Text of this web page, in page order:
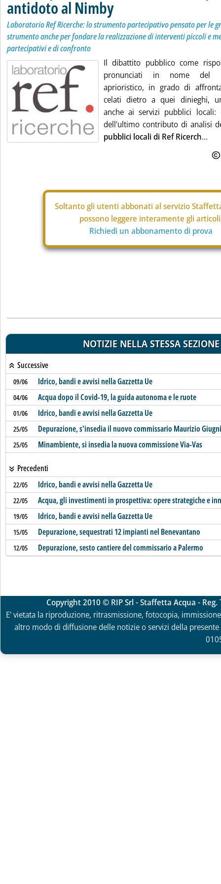
antidoto al Nimby
Laboratorio Ref Ricerche: lo strumento partecipativo pensato per le
strumento anche per fondare la realizzazione di interventi piccoli e
partecipativi e di confronto
Il dibattito pubblico come
pronunciati in nome del
aprioristico, in grado di
celati dietro a quei dinieghi,
anche ai servizi pubblici
dell'ultimo contributo di analisi
pubblici locali di Ref Ricerch...
Soltanto gli utenti abbonati al servizio
possono leggere interamente gli
Richiedi un abbonamento di prova
NOTIZIE NELLA STESSA SEZIONE
Successive
09/06 Idrico, bandi e avvisi nella Gazzetta Ue
04/06 Acqua dopo il Covid-19, la guida autonoma e le ruote
01/06 Idrico, bandi e avvisi nella Gazzetta Ue
25/05 Depurazione, s'insedia il nuovo commissario Maurizio Giugni
25/05 Minambiente, si insedia la nuova commissione Via-Vas
Precedenti
22/05 Idrico, bandi e avvisi nella Gazzetta Ue
22/05 Acqua, gli investimenti in prospettiva: opere strategiche e
19/05 Idrico, bandi e avvisi nella Gazzetta Ue
15/05 Depurazione, sequestrati 12 impianti nel Benevantano
12/05 Depurazione, sesto cantiere del commissario a Palermo
Copyright 2010 © RIP Srl - Staffetta Acqua -
E' vietata la riproduzione, ritrasmissione, fotocopia,
altro modo di diffusione delle notizie o servizi della